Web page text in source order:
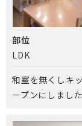
部位
LDK
和室を無くしキ
ープンにしました